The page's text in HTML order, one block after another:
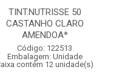
TINT.NUTRISSE 50
CASTANHO CLARO
AMENDOA*
Código: 122513
Embalagem: Unidade
contém 12 unidade(s)